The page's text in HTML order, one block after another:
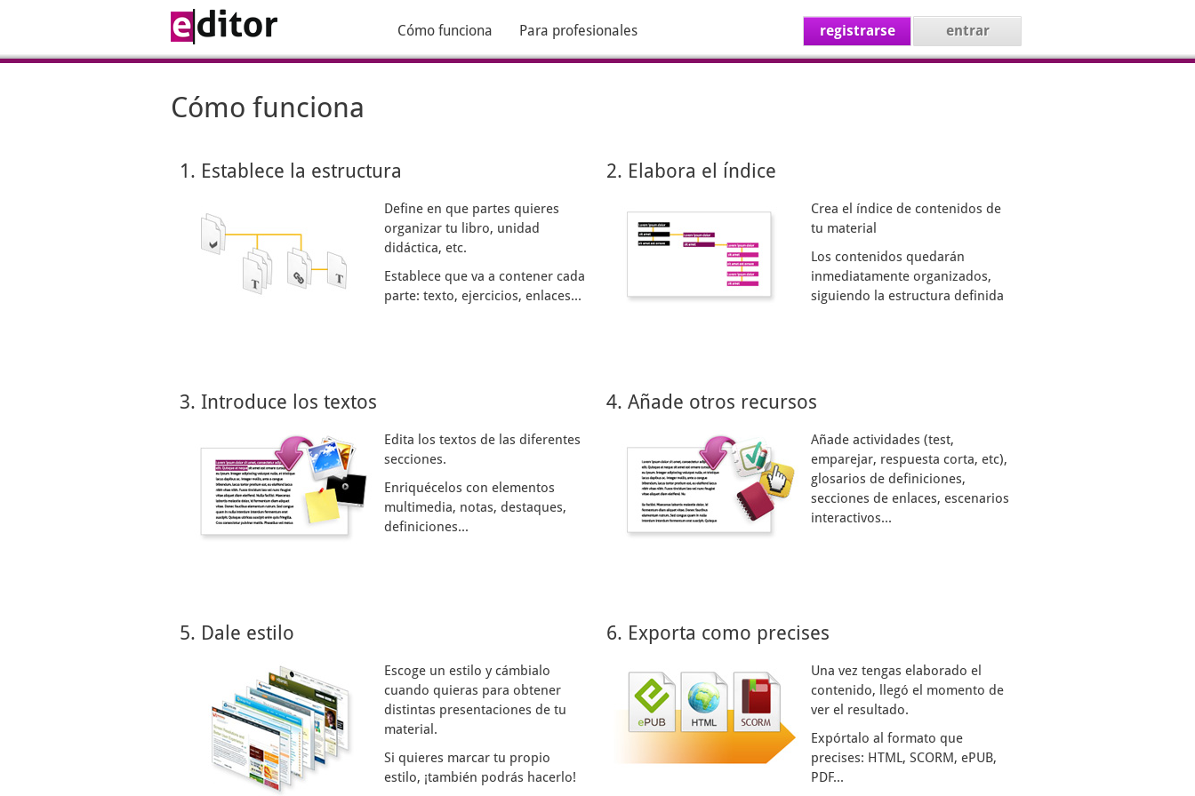
Cómo funciona Para profesionales registrarse entrar
Cómo funciona
1. Establece la estructura
Define en que partes quieres
organizar tu libro, unidad
didáctica, etc.
Establece que va a contener cada
parte: texto, ejercicios, enlaces...
2. Elabora el índice
Crea el índice de contenidos de
tu material
Los contenidos quedarán
inmediatamente organizados,
siguiendo la estructura definida
3. Introduce los textos
Edita los textos de las diferentes
secciones.
Enriquécelos con elementos
multimedia, notas, destaques,
definiciones...
4. Añade otros recursos
Añade actividades (test,
emparejar, respuesta corta, etc),
glosarios de definiciones,
secciones de enlaces, escenarios
interactivos...
5. Dale estilo
Escoge un estilo y cámbialo
cuando quieras para obtener
distintas presentaciones de tu
material.
Si quieres marcar tu propio
estilo, ¡también podrás hacerlo!
6. Exporta como precises
Una vez tengas elaborado el
contenido, llegó el momento de
ver el resultado.
Expórtalo al formato que
precises: HTML, SCORM, ePUB,
PDF...